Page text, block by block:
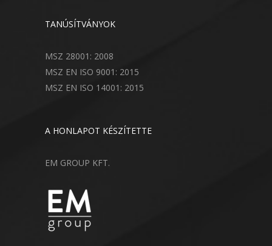
TANÚSÍTVÁNYOK
MSZ 28001: 2008
MSZ EN ISO 9001: 2015
MSZ EN ISO 14001: 2015
A HONLAPOT KÉSZÍTETTE
EM GROUP KFT.